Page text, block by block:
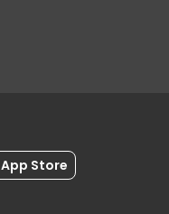
App Store